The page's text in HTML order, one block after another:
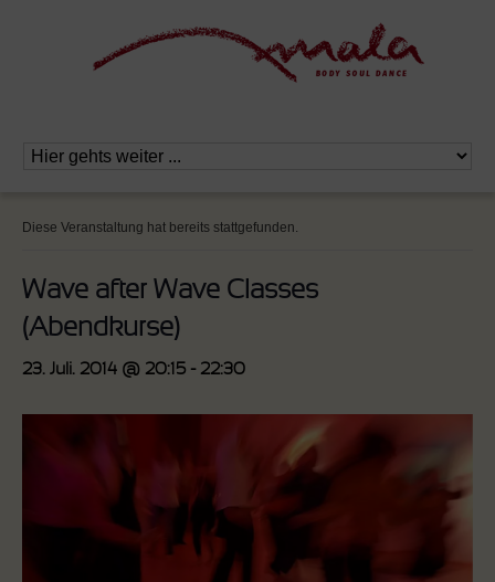
Diese Veranstaltung hat bereits stattgefunden.
Wave after Wave Classes
(Abendkurse)
23. Juli. 2014 @ 20:15 - 22:30